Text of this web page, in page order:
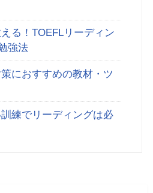
る！TOEFLリーディン
強法
におすすめの教材・ツ
練でリーディングは必